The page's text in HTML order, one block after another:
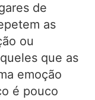
de
as
ou
que as
emoção
é pouco